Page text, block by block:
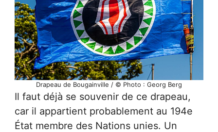
Drapeau de Bougainville / © Photo : Georg Berg
Il faut déjà se souvenir de ce drapeau,
car il appartient probablement au 194e
État membre des Nations unies. Un